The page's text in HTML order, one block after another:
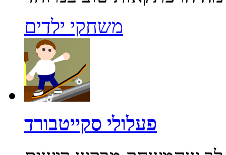
משחקי ילדים
פעלולי סקייטבורד